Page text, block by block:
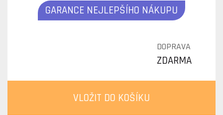
GARANCE NEJLEPŠÍHO NÁKUPU
DOPRAVA
ZDARMA
VLOŽIT DO KOŠÍKU